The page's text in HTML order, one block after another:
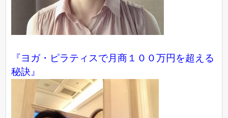
『ヨガ・ピラティスで月商１００万円を超える
秘訣』